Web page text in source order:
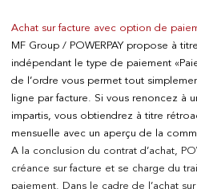
Achat sur facture avec option de
MF Group / POWERPAY propose à
indépendant le type de paiement
de l’ordre vous permet tout
ligne par facture. Si vous renoncez à
impartis, vous obtiendrez à titre
mensuelle avec un aperçu de la
A la conclusion du contrat d’achat,
créance sur facture et se charge du
paiement. Dans le cadre de l’achat